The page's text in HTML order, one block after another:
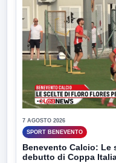
7 AGOSTO 2026
SPORT BENEVENTO
Benevento Calcio: Le
debutto di Coppa